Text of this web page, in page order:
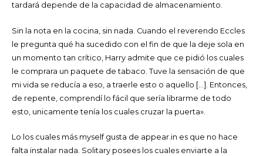
tardará depende de la capacidad de almacenamiento.
Sin la nota en la cocina, sin nada. Cuando el reverendo Eccles
le pregunta qué ha sucedido con el fin de que la deje sola en
un momento tan crítico, Harry admite que ce pidió los cuales
le comprara un paquete de tabaco. Tuve la sensación de que
mi vida se reducía a eso, a traerle esto o aquello […]. Entonces,
de repente, comprendí lo fácil que sería librarme de todo
esto, unicamente tenía los cuales cruzar la puerta».
Lo los cuales más myself gusta de appear.in es que no hace
falta instalar nada. Solitary posees los cuales enviarte a la